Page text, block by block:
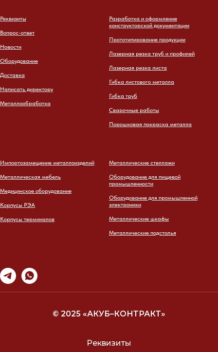
Реквизиты
Вопрос-ответ
Новости
Оборудование
Доставка
Написать директору
Металлообработка
Разработка и оформление
конструкторской документации
Прототипирование продукции
Лазерная резка труб и профилей
Лазерная резка листа
Гибка листового металла
Гибка труб
Сварочные работы
Порошковая покраска металла
Импортозамещение металлоизделий
Металлическая мебель
Медицинское оборудование
Корпусы РЭА
Корпусы терминалов
Металлические стеллажи
Оборудование для пищевой
промышленности
Оборудование для промышленной
электроники
Металлические шкафы
Металлические подстолья
Реквизиты
© 2025 «АКУБ–КОНТРАКТ»